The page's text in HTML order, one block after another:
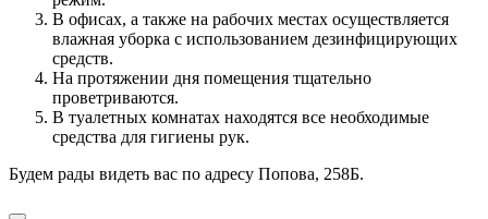
В офисах, а также на рабочих местах осуществляется
влажная уборка с использованием дезинфицирующих
средств.
На протяжении дня помещения тщательно
проветриваются.
В туалетных комнатах находятся все необходимые
средства для гигиены рук.
Будем рады видеть вас по адресу Попова, 258Б.